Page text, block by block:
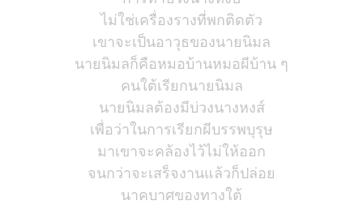
ไม่ใช่เครื่องรางที่พกติดตัว
เขาจะเป็นอาวุธของนายนิมล
นายนิมลก็คือหมอบ้านหมอผีบ้าน ๆ
คนใต้เรียกนายนิมล
นายนิมลต้องมีบ่วงนางหงส์
เพื่อว่าในการเรียกผีบรรพบุรุษ
มาเขาจะคล้องไว้ไม่ให้ออก
จนกว่าจะเสร็จงานแล้วก็ปล่อย
นาคบาศของทางใต้